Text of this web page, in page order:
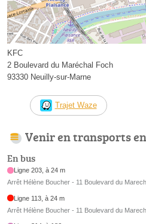
KFC
2 Boulevard du Maréchal Foch
93330 Neuilly-sur-Marne
Trajet Waze
Venir en transports
En bus
Ligne 203, à 24 m
Arrêt Hélène Boucher - 11 Boulevard du
Ligne 113, à 24 m
Arrêt Hélène Boucher - 11 Boulevard du